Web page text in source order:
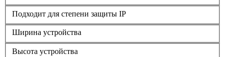
Подходит для степени защиты IP
Ширина устройства
Высота устройства